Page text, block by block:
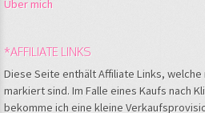
Über mich
*AFFILIATE LINKS
Diese Seite enthält Affiliate Links,
markiert sind. Im Falle eines Kaufs nach
bekomme ich eine kleine